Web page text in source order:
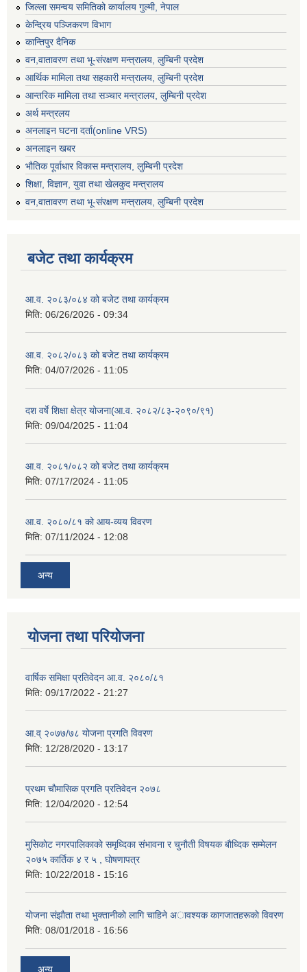
जिल्ला समन्वय समितिको कार्यालय गुल्मी, नेपाल
केन्द्रिय पञ्जिकरण विभाग
कान्तिपुर दैनिक
वन,वातावरण तथा भू-संरक्षण मन्त्रालय, लुम्बिनी प्रदेश
आर्थिक मामिला तथा सहकारी मन्त्रालय, लुम्बिनी प्रदेश
आन्तरिक मामिला तथा सञ्चार मन्त्रालय, लुम्बिनी प्रदेश
अर्थ मन्त्रलय
अनलाइन घटना दर्ता(online VRS)
अनलाइन खबर
भौतिक पूर्वाधार विकास मन्त्रालय, लुम्बिनी प्रदेश
शिक्षा, विज्ञान, युवा तथा खेलकुद मन्‍‍त्रालय
वन,वातावरण तथा भू-संरक्षण मन्त्रालय, लुम्बिनी प्रदेश
बजेट तथा कार्यक्रम
आ.व. २०८३/०८४ को बजेट तथा कार्यक्रम
मिति: 06/26/2026 - 09:34
आ.व. २०८२/०८३ को बजेट तथा कार्यक्रम
मिति: 04/07/2026 - 11:05
दश वर्षे शिक्षा क्षेत्र योजना(आ.व. २०८२/८३-२०९०/९१)
मिति: 09/04/2025 - 11:04
आ.व. २०८१/०८२ को बजेट तथा कार्यक्रम
मिति: 07/17/2024 - 11:05
आ.व. २०८०/८१ को आय-व्यय विवरण
मिति: 07/11/2024 - 12:08
अन्य
योजना तथा परियोजना
वार्षिक समिक्षा प्रतिवेदन आ.व. २०८०/८१
मिति: 09/17/2022 - 21:27
आ.व् २०७७/७८ योजना प्रगति विवरण
मिति: 12/28/2020 - 13:17
प्रथम चाैमासिक प्रगति प्रतिवेदन २०७८
मिति: 12/04/2020 - 12:54
मुसिकाेट नगरपालिकाकाे समृध्दिका संभावना र चुनाैती विषयक बाैध्दिक सम्मेलन
२०७५ कार्तिक ४ र ५ , घाेषणापत्र
मिति: 10/22/2018 - 15:16
याेजना संझाैता तथा भुक्तानीकाे लागि चाहिने अावश्यक कागजातहरूकाे विवरण
मिति: 08/01/2018 - 16:56
अन्य